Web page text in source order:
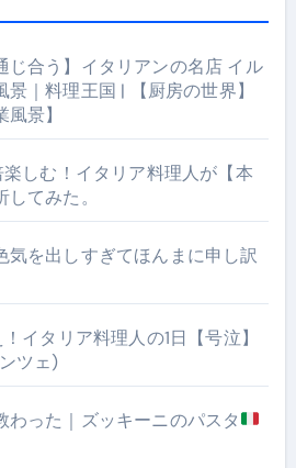
じ合う】イタリアンの名店 イル
｜料理王国 | 【厨房の世界】
景】
しむ！イタリア料理人が【本
てみた。
気を出しすぎてほんまに申し訳
イタリア料理人の1日【号泣】
ツェ)
わった｜ズッキーニのパスタ